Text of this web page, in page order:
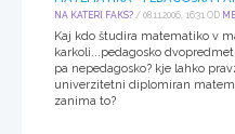
NA KATERI FAKS? / 08.11.2006, 16:31 OD
Kaj kdo študira matematiko v
karkoli...pedagosko
pa nepedagosko? kje lahko
univerzitetni diplomiran
zanima to?